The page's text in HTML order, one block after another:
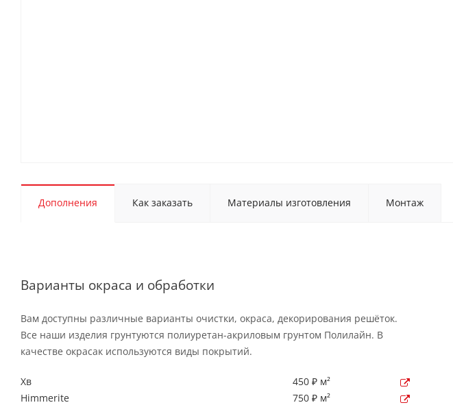
Дополнения Как заказать Материалы изготовления Монтаж
Варианты окраса и обработки
Вам доступны различные варианты очистки, окраса, декорирования решёток.
Все наши изделия грунтуются полиуретан-акриловым грунтом Полилайн. В
качестве окрасак используются виды покрытий.
Хв
450 ₽ м²
Himmerite
750 ₽ м²